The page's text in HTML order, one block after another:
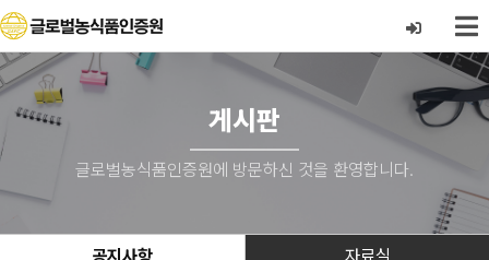
게시판
글로벌농식품인증원에 방문하신 것을 환영합니다.